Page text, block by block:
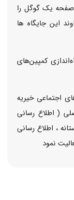
صفحه یک گوگل را
این جایگاه ها
کمپین‌های
اجتماعی خیریه
( اطلاع رسانی
، اطلاع رسانی
نمود